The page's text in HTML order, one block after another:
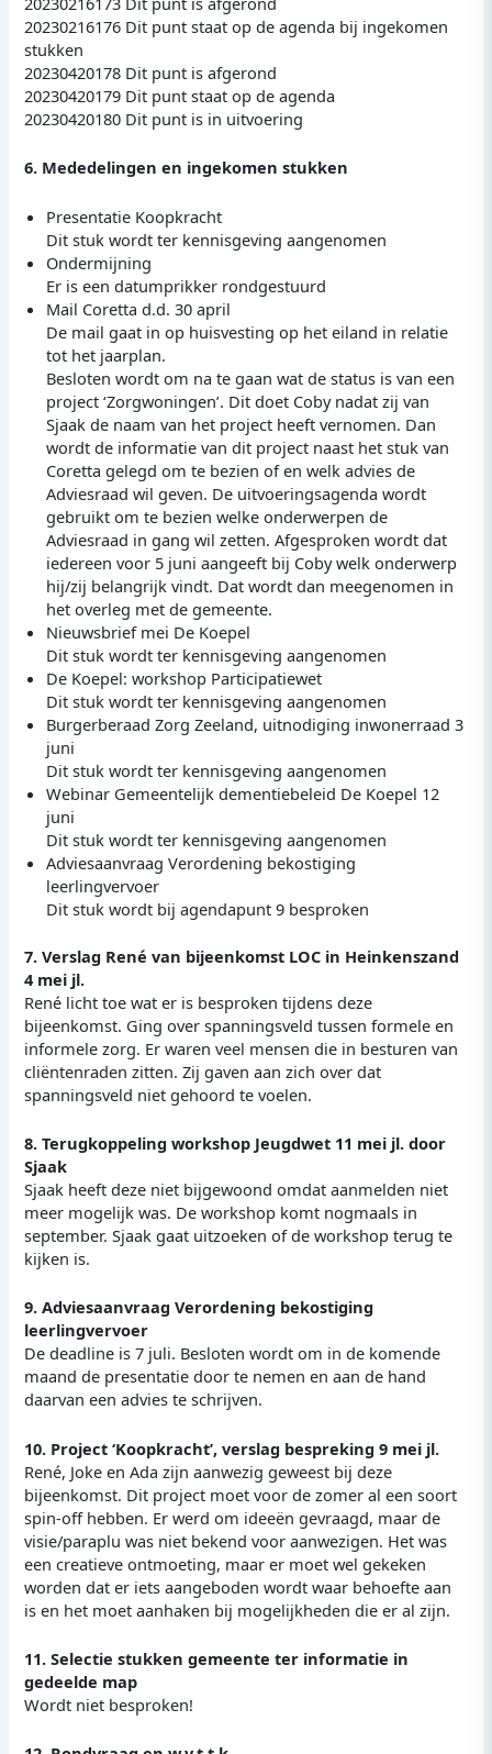
20230216176 Dit punt staat op de agenda bij ingekomen
stukken
20230420178 Dit punt is afgerond
20230420179 Dit punt staat op de agenda
20230420180 Dit punt is in uitvoering
6. Mededelingen en ingekomen stukken
Presentatie Koopkracht
Dit stuk wordt ter kennisgeving aangenomen
Ondermijning
Er is een datumprikker rondgestuurd
Mail Coretta d.d. 30 april
De mail gaat in op huisvesting op het eiland in relatie
tot het jaarplan.
Besloten wordt om na te gaan wat de status is van een
project ‘Zorgwoningen’. Dit doet Coby nadat zij van
Sjaak de naam van het project heeft vernomen. Dan
wordt de informatie van dit project naast het stuk van
Coretta gelegd om te bezien of en welk advies de
Adviesraad wil geven. De uitvoeringsagenda wordt
gebruikt om te bezien welke onderwerpen de
Adviesraad in gang wil zetten. Afgesproken wordt dat
iedereen voor 5 juni aangeeft bij Coby welk onderwerp
hij/zij belangrijk vindt. Dat wordt dan meegenomen in
het overleg met de gemeente.
Nieuwsbrief mei De Koepel
Dit stuk wordt ter kennisgeving aangenomen
De Koepel: workshop Participatiewet
Dit stuk wordt ter kennisgeving aangenomen
Burgerberaad Zorg Zeeland, uitnodiging inwonerraad 3
juni
Dit stuk wordt ter kennisgeving aangenomen
Webinar Gemeentelijk dementiebeleid De Koepel 12
juni
Dit stuk wordt ter kennisgeving aangenomen
Adviesaanvraag Verordening bekostiging
leerlingvervoer
Dit stuk wordt bij agendapunt 9 besproken
7. Verslag René van bijeenkomst LOC in Heinkenszand
4 mei jl.
René licht toe wat er is besproken tijdens deze
bijeenkomst. Ging over spanningsveld tussen formele en
informele zorg. Er waren veel mensen die in besturen van
cliëntenraden zitten. Zij gaven aan zich over dat
spanningsveld niet gehoord te voelen.
8. Terugkoppeling workshop Jeugdwet 11 mei jl. door
Sjaak
Sjaak heeft deze niet bijgewoond omdat aanmelden niet
meer mogelijk was. De workshop komt nogmaals in
september. Sjaak gaat uitzoeken of de workshop terug te
kijken is.
9. Adviesaanvraag Verordening bekostiging
leerlingvervoer
De deadline is 7 juli. Besloten wordt om in de komende
maand de presentatie door te nemen en aan de hand
daarvan een advies te schrijven.
10. Project ‘Koopkracht’, verslag bespreking 9 mei jl.
René, Joke en Ada zijn aanwezig geweest bij deze
bijeenkomst. Dit project moet voor de zomer al een soort
spin-off hebben. Er werd om ideeën gevraagd, maar de
visie/paraplu was niet bekend voor aanwezigen. Het was
een creatieve ontmoeting, maar er moet wel gekeken
worden dat er iets aangeboden wordt waar behoefte aan
is en het moet aanhaken bij mogelijkheden die er al zijn.
11. Selectie stukken gemeente ter informatie in
gedeelde map
Wordt niet besproken!